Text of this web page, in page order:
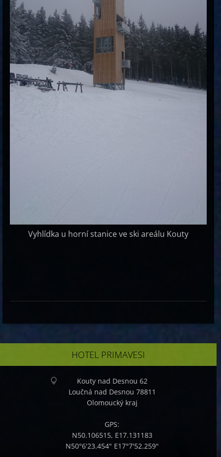
Vyhlídka u horní stanice ve ski areálu Kouty
HOTEL PRIMAVESI
Kouty nad Desnou 62
Loučná nad Desnou 78811
Olomoucký kraj
GPS:
N50.106515, E17.131183
N50°6'23.454" E17°7'52.259"